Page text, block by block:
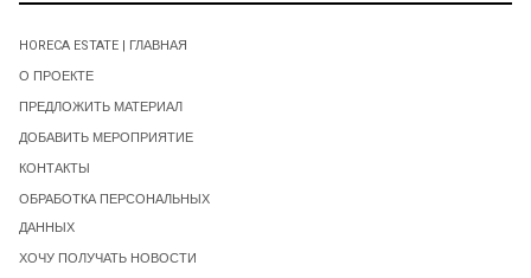
HORECA ESTATE | ГЛАВНАЯ
О ПРОЕКТЕ
ПРЕДЛОЖИТЬ МАТЕРИАЛ
ДОБАВИТЬ МЕРОПРИЯТИЕ
КОНТАКТЫ
ОБРАБОТКА ПЕРСОНАЛЬНЫХ
ДАННЫХ
ХОЧУ ПОЛУЧАТЬ НОВОСТИ